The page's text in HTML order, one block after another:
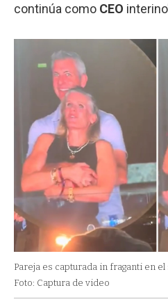
continúa como CEO
Pareja es capturada in fraganti en el
Foto: Captura de video